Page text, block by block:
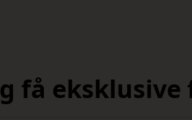
få eksklusive